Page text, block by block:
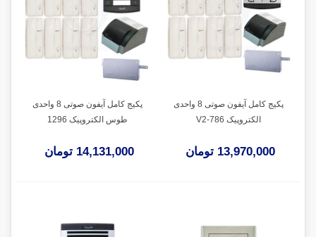
پکیج کامل آیفون صوتی 8 واحدی
الکتروپیک V2-786
13,970,000 تومان
پکیج کامل آیفون صوتی 8 واحدی
طوس الکتروپیک 1296
14,131,000 تومان